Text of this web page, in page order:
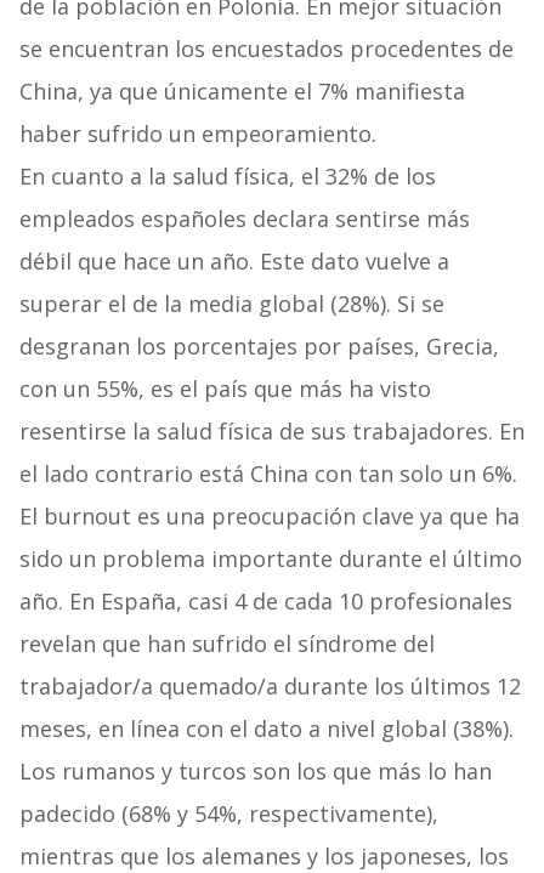
de la población en Polonia. En mejor situación
se encuentran los encuestados procedentes de
China, ya que únicamente el 7% manifiesta
haber sufrido un empeoramiento.
En cuanto a la salud física, el 32% de los
empleados españoles declara sentirse más
débil que hace un año. Este dato vuelve a
superar el de la media global (28%). Si se
desgranan los porcentajes por países, Grecia,
con un 55%, es el país que más ha visto
resentirse la salud física de sus trabajadores. En
el lado contrario está China con tan solo un 6%.
El burnout es una preocupación clave ya que ha
sido un problema importante durante el último
año. En España, casi 4 de cada 10 profesionales
revelan que han sufrido el síndrome del
trabajador/a quemado/a durante los últimos 12
meses, en línea con el dato a nivel global (38%).
Los rumanos y turcos son los que más lo han
padecido (68% y 54%, respectivamente),
mientras que los alemanes y los japoneses, los